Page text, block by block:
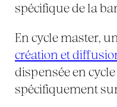
spécifique de la
En cycle master,
création et
dispensée en
spécifiquement